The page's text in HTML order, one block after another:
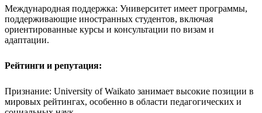
Международная поддержка: Университет имеет программы,
поддерживающие иностранных студентов, включая
ориентированные курсы и консультации по визам и
адаптации.
Рейтинги и репутация:
Признание: University of Waikato занимает высокие позиции в
мировых рейтингах, особенно в области педагогических и